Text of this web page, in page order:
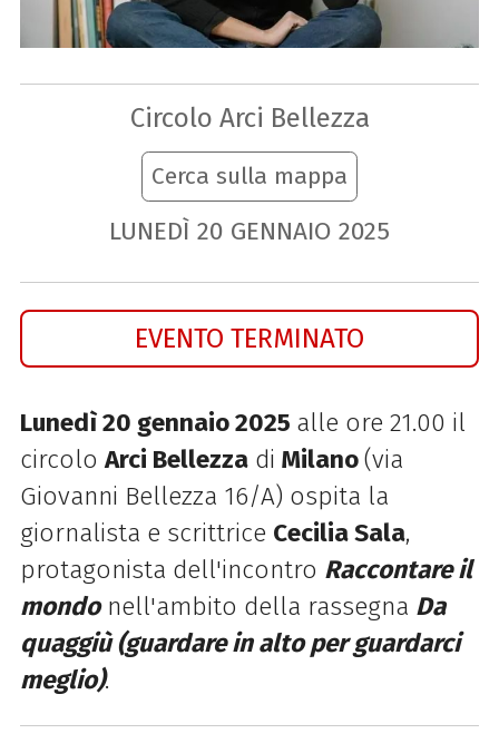
Circolo Arci Bellezza
Cerca sulla mappa
LUNEDÌ 20 GENNAIO 2025
EVENTO TERMINATO
Lunedì 20 gennaio 2025 alle ore 21.00 il
circoloArci Bellezzadi Milano(via
Giovanni Bellezza 16/A) ospita la
giornalista e scrittrice Cecilia Sala,
protagonista dell'incontro Raccontare il
mondonell'ambito della rassegna Da
quaggiù (guardare in alto per guardarci
meglio).